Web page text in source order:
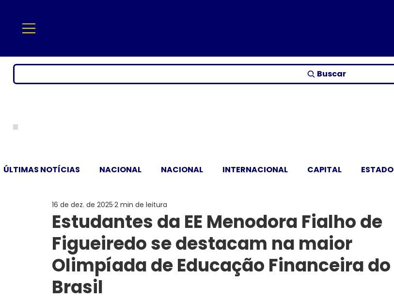
Buscar
ÚLTIMAS NOTÍCIAS NACIONAL NACIONAL INTERNACIONAL CAPITAL ESTADO
Estudantes da EE Menodora Fialho de
Figueiredo se destacam na maior
Olimpíada de Educação Financeira do
Brasil
16 de dez. de 2025 2 min de leitura